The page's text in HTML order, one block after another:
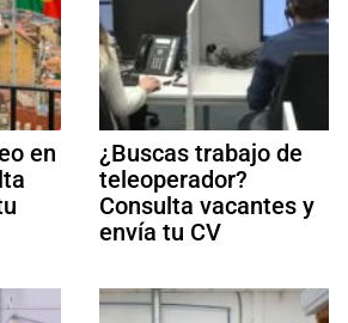
en
¿Buscas trabajo de
teleoperador?
Consulta vacantes y
envía tu CV